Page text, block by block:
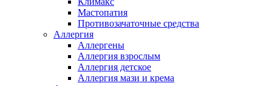
Мастопатия
Противозачаточные средства
Аллергия
Аллергены
Аллергия взрослым
Аллергия детское
Аллергия мази и крема